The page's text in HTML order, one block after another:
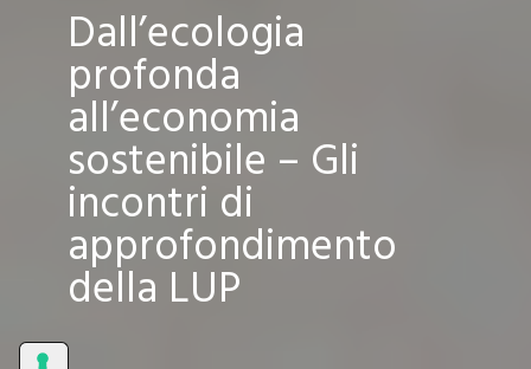
Dall’ecologia
profonda
all’economia
sostenibile – Gli
incontri di
approfondimento
della LUP